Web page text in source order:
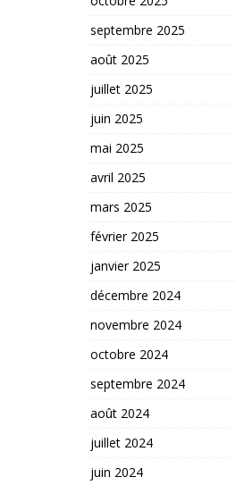
septembre 2025
août 2025
juillet 2025
juin 2025
mai 2025
avril 2025
mars 2025
février 2025
janvier 2025
décembre 2024
novembre 2024
octobre 2024
septembre 2024
août 2024
juillet 2024
juin 2024